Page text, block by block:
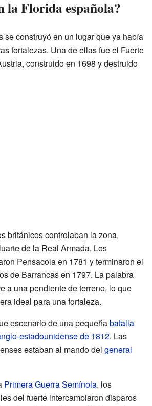
la Florida española?
se construyó en un lugar que ya había
fortalezas. Una de ellas fue el Fuerte
construido en 1698 y destruido
británicos controlaban la zona,
de la Real Armada. Los
Pensacola en 1781 y terminaron el
de Barrancas en 1797. La palabra
a una pendiente de terreno, lo que
ideal para una fortaleza.
escenario de una pequeñabatalla
estadounidense de 1812. Las
estaban al mando del general
Primera Guerra Semínola, los
del fuerte intercambiaron disparos